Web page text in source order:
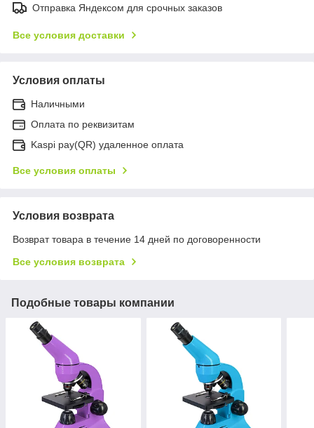
Отправка Яндексом для срочных заказов
Все условия доставки
Условия оплаты
Наличными
Оплата по реквизитам
Kaspi pay(QR) удаленное оплата
Все условия оплаты
Условия возврата
Возврат товара в течение 14 дней по договоренности
Все условия возврата
Подобные товары компании